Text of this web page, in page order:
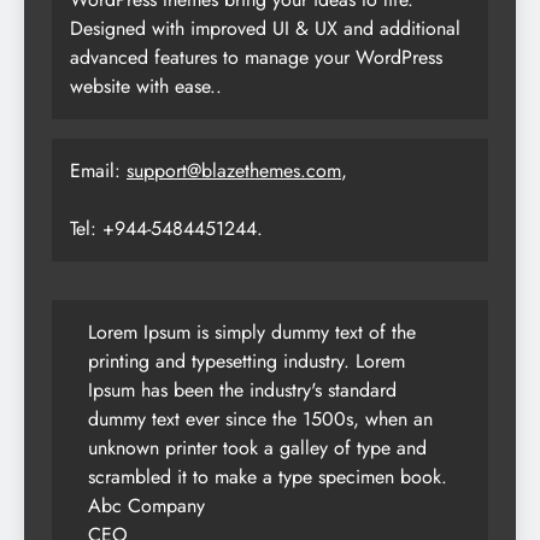
Designed with improved UI & UX and additional
advanced features to manage your WordPress
website with ease..
Email: support@blazethemes.com,
Tel: +944-5484451244.
Lorem Ipsum is simply dummy text of the
printing and typesetting industry. Lorem
Ipsum has been the industry's standard
dummy text ever since the 1500s, when an
unknown printer took a galley of type and
scrambled it to make a type specimen book.
Abc Company
CEO